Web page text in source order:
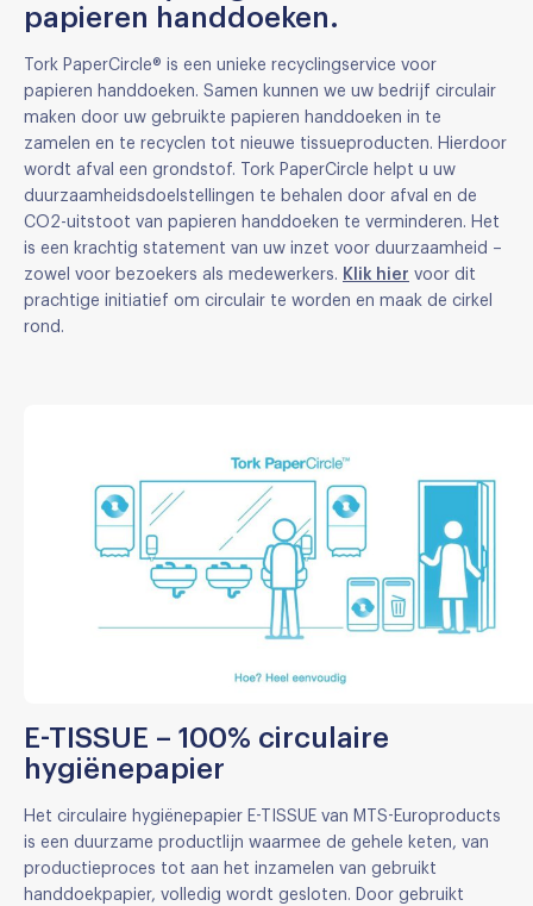
papieren handdoeken.
Tork PaperCircle® is een unieke recyclingservice voor
papieren handdoeken. Samen kunnen we uw bedrijf circulair
maken door uw gebruikte papieren handdoeken in te
zamelen en te recyclen tot nieuwe tissueproducten. Hierdoor
wordt afval een grondstof. Tork PaperCircle helpt u uw
duurzaamheidsdoelstellingen te behalen door afval en de
CO2-uitstoot van papieren handdoeken te verminderen. Het
is een krachtig statement van uw inzet voor duurzaamheid –
zowel voor bezoekers als medewerkers. Klik hier voor dit
prachtige initiatief om circulair te worden en maak de cirkel
rond.
E-TISSUE – 100% circulaire
hygiënepapier
Het circulaire hygiënepapier E-TISSUE van MTS-Europroducts
is een duurzame productlijn waarmee de gehele keten, van
productieproces tot aan het inzamelen van gebruikt
handdoekpapier, volledig wordt gesloten. Door gebruikt